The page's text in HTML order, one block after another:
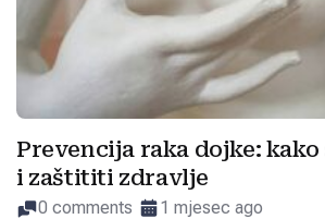
Prevencija raka dojke:
i zaštititi zdravlje
0 comments 1 mjesec ago